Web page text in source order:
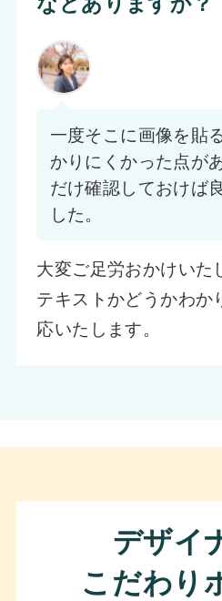
一度そこに画像を貼
かりにくかった点が
だけ確認しておけば
した。
大変ご足労おかけいた
テキストかどうかわか
応いたします。
デザイ
こだわり